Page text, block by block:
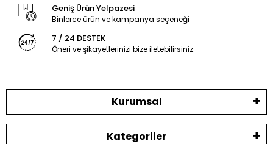
Geniş Ürün Yelpazesi
Binlerce ürün ve kampanya seçeneği
7 / 24 DESTEK
Öneri ve şikayetlerinizi bize iletebilirsiniz.
Kurumsal
Kategoriler